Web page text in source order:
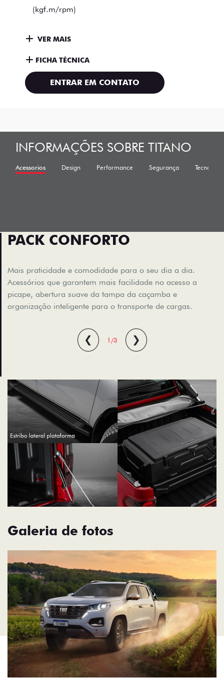
(kgf.m/rpm)
VER MAIS
FICHA TÉCNICA
ENTRAR EM CONTATO
INFORMAÇÕES SOBRE TITANO
Acessorios Design Performance Segurança Tecnologia
PACK CONFORTO
Mais praticidade e comodidade para o seu dia a dia.
Acessórios que garantem mais facilidade no acesso a
picape, abertura suave da tampa da caçamba e
organização inteligente para o transporte de cargas.
❮ 1/3 ❯
Galeria de fotos